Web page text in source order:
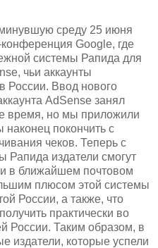
среду 25 июня
Google, где
системы Рапида для
чьи аккаунты
России. Ввод нового
AdSense занял
время, но мы приложили
покончить с
чеков. Теперь с
издатели смогут
в ближайшем почтовом
плюсом этой системы
России, а также, что
практически во
России. Таким образом, в
издатели, которые успели